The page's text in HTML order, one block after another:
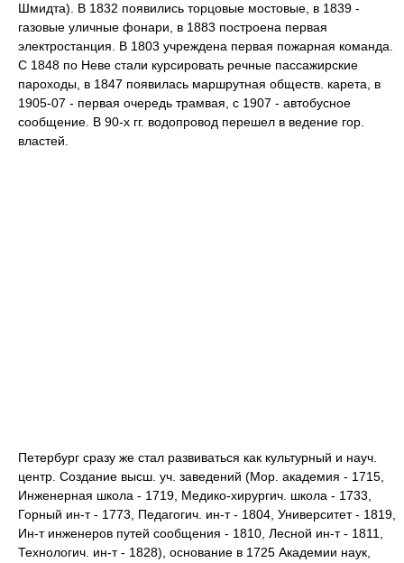
Шмидта). В 1832 появились торцовые мостовые, в 1839 -
газовые уличные фонари, в 1883 построена первая
электростанция. В 1803 учреждена первая пожарная команда.
С 1848 по Неве стали курсировать речные пассажирские
пароходы, в 1847 появилась маршрутная обществ. карета, в
1905-07 - первая очередь трамвая, с 1907 - автобусное
сообщение. В 90-х гг. водопровод перешел в ведение гор.
властей.
Петербург сразу же стал развиваться как культурный и науч.
центр. Создание высш. уч. заведений (Мор. академия - 1715,
Инженерная школа - 1719, Медико-хирургич. школа - 1733,
Горный ин-т - 1773, Педагогич. ин-т - 1804, Университет - 1819,
Ин-т инженеров путей сообщения - 1810, Лесной ин-т - 1811,
Технологич. ин-т - 1828), основание в 1725 Академии наук,